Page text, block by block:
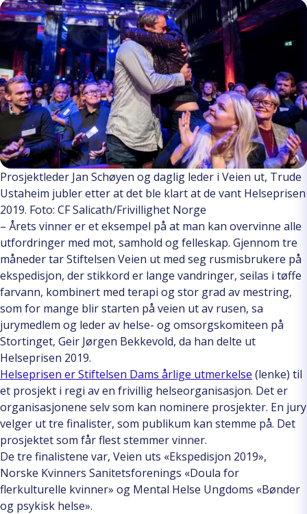
Prosjektleder Jan Schøyen og daglig leder i Veien ut, Trude
Ustaheim jubler etter at det ble klart at de vant Helseprisen
2019. Foto: CF Salicath/Frivillighet Norge
– Årets vinner er et eksempel på at man kan overvinne alle
utfordringer med mot, samhold og felleskap. Gjennom tre
måneder tar Stiftelsen Veien ut med seg rusmisbrukere på
ekspedisjon, der stikkord er lange vandringer, seilas i tøffe
farvann, kombinert med terapi og stor grad av mestring,
som for mange blir starten på veien ut av rusen, sa
jurymedlem og leder av helse- og omsorgskomiteen på
Stortinget, Geir Jørgen Bekkevold, da han delte ut
Helseprisen 2019.
Helseprisen er Stiftelsen Dams årlige utmerkelse (lenke) til
et prosjekt i regi av en frivillig helseorganisasjon. Det er
organisasjonene selv som kan nominere prosjekter. En jury
velger ut tre finalister, som publikum kan stemme på. Det
prosjektet som får flest stemmer vinner.
De tre finalistene var, Veien uts «Ekspedisjon 2019»,
Norske Kvinners Sanitetsforenings «Doula for
flerkulturelle kvinner» og Mental Helse Ungdoms «Bønder
og psykisk helse».